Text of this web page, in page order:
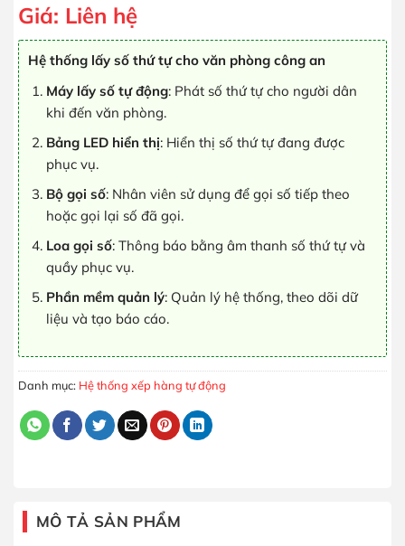
Giá: Liên hệ
Hệ thống lấy số thứ tự cho văn phòng công an
Máy lấy số tự động: Phát số thứ tự cho người dân
khi đến văn phòng.
Bảng LED hiển thị: Hiển thị số thứ tự đang được
phục vụ.
Bộ gọi số: Nhân viên sử dụng để gọi số tiếp theo
hoặc gọi lại số đã gọi.
Loa gọi số: Thông báo bằng âm thanh số thứ tự và
quầy phục vụ.
Phần mềm quản lý: Quản lý hệ thống, theo dõi dữ
liệu và tạo báo cáo.
Danh mục: Hệ thống xếp hàng tự động
MÔ TẢ SẢN PHẨM